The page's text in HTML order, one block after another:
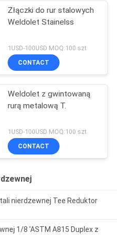
Złączki do rur stalowych
Weldolet Stainelss
1USD-100USD MOQ:100 szt
CONTACT
Weldolet z gwintowaną
rurą metalową T.
1USD-100USD MOQ:100 szt
CONTACT
nierdzewnej Tee Reduktor
1/8 'ASTM A815 Duplex z